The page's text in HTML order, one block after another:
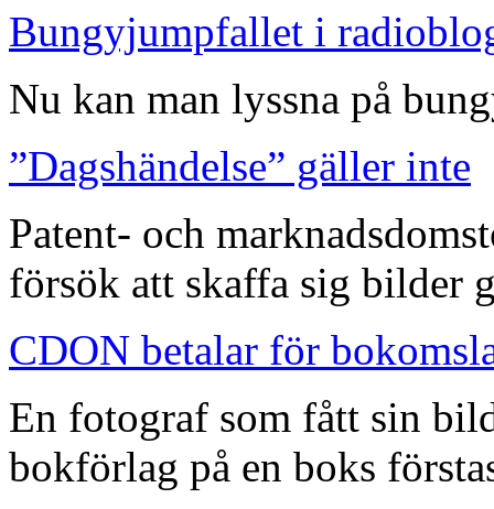
Bungyjumpfallet i
Nu kan man lyssna på
”Dagshändelse” gäller inte
Patent- och
försök att skaffa sig bilder
CDON betalar för
En fotograf som fått sin
bokförlag på en boks